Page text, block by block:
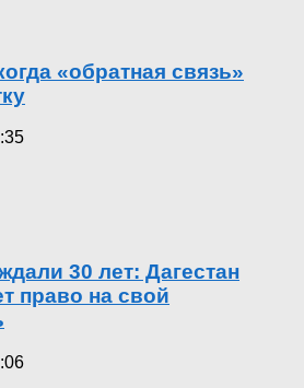
«обратная связь»
30 лет: Дагестан
право на свой